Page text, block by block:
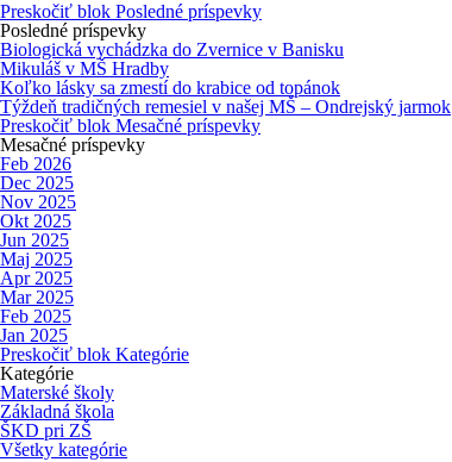
Preskočiť blok Posledné príspevky
Posledné príspevky
Biologická vychádzka do Zvernice v Banisku
Mikuláš v MŠ Hradby
Koľko lásky sa zmestí do krabice od topánok
Týždeň tradičných remesiel v našej MŠ – Ondrejský jarmok
Preskočiť blok Mesačné príspevky
Mesačné príspevky
Feb 2026
Dec 2025
Nov 2025
Okt 2025
Jun 2025
Maj 2025
Apr 2025
Mar 2025
Feb 2025
Jan 2025
Preskočiť blok Kategórie
Kategórie
Materské školy
Základná škola
ŠKD pri ZŠ
Všetky kategórie